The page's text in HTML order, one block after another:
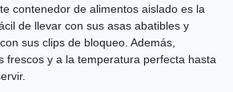
contenedor de alimentos aislado es la
de llevar con sus asas abatibles y
sus clips de bloqueo. Además,
frescos y a la temperatura perfecta hasta